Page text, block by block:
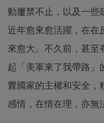
動屢禁不止，以及一些
近年愈來愈活躍，在在
來愈大。不久前，甚至
起「美軍來了我帶路」
釁國家的主權和安全，
感情，在情在理，亦無